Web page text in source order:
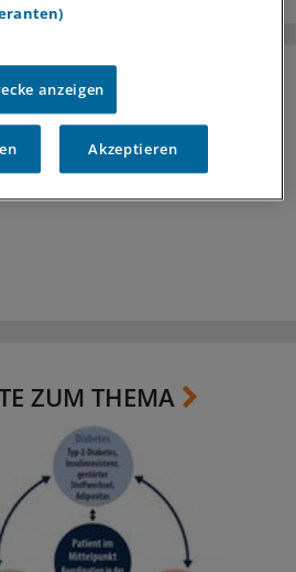
ZUM THEMA
anzeigen
Akzeptieren